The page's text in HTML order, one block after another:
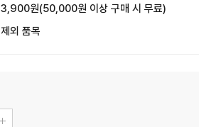
3,900원(50,000원 이상 구매 시 무료)
제외 품목